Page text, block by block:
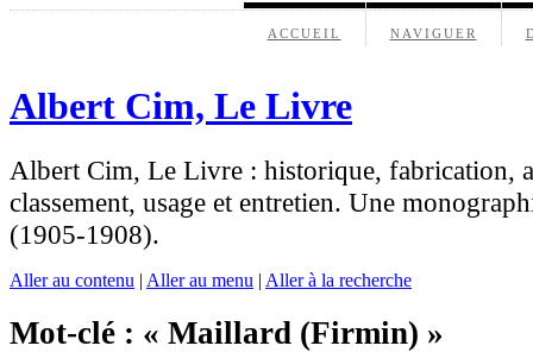
ACCUEIL NAVIGUER
Albert Cim, Le Livre
Albert Cim, Le Livre : historique, fabrication,
classement, usage et entretien. Une
(1905-1908).
Aller au contenu | Aller au menu | Aller à la recherche
Mot-clé : « Maillard (Firmin) »